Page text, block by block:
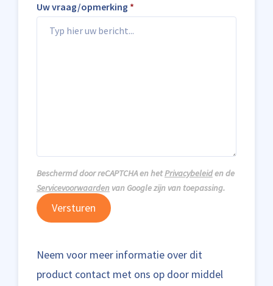
Uw vraag/opmerking *
Beschermd door reCAPTCHA en hetPrivacybeleiden de
Servicevoorwaarden van Google zijn van toepassing.
Versturen
Neem voor meer informatie over dit
product contact met ons op door middel